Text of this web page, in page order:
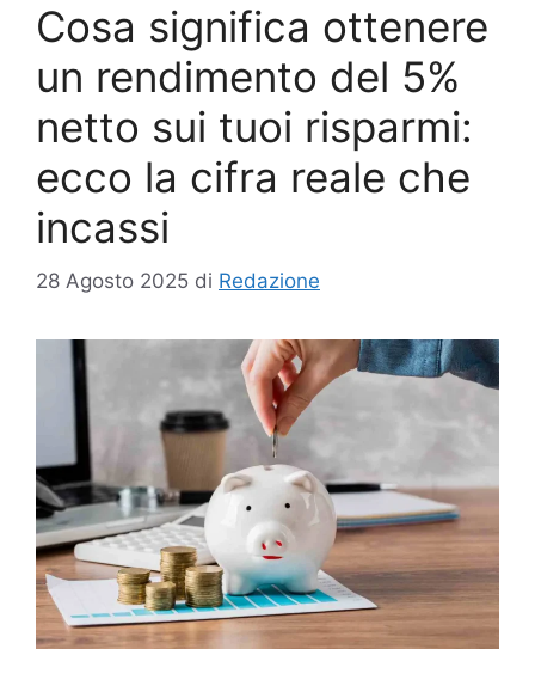
Cosa significa ottenere
un rendimento del 5%
netto sui tuoi risparmi:
ecco la cifra reale che
incassi
28 Agosto 2025 di Redazione